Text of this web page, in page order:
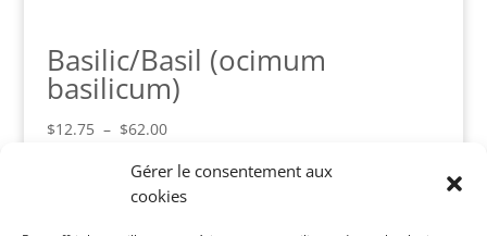
Gérer le consentement aux
cookies
Basilic/Basil (ocimum
basilicum)
$12.75 – $62.00Plage
prix :
$12.75